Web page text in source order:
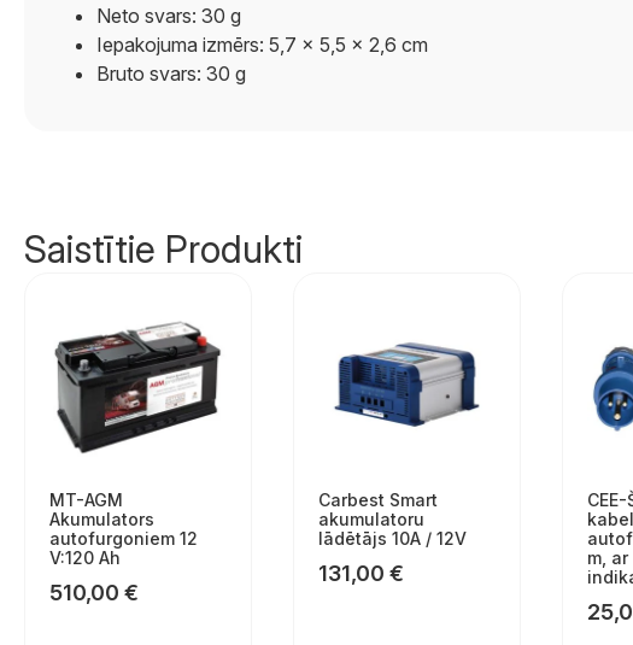
Neto svars: 30 g
Iepakojuma izmērs: 5,7 × 5,5 × 2,6 cm
Bruto svars: 30 g
Saistītie Produkti
MT-AGM
Akumulators
autofurgoniem 12
V:120 Ah
510,00 €
Carbest Smart
akumulatoru
lādētājs 10A / 12V
131,00 €
m,